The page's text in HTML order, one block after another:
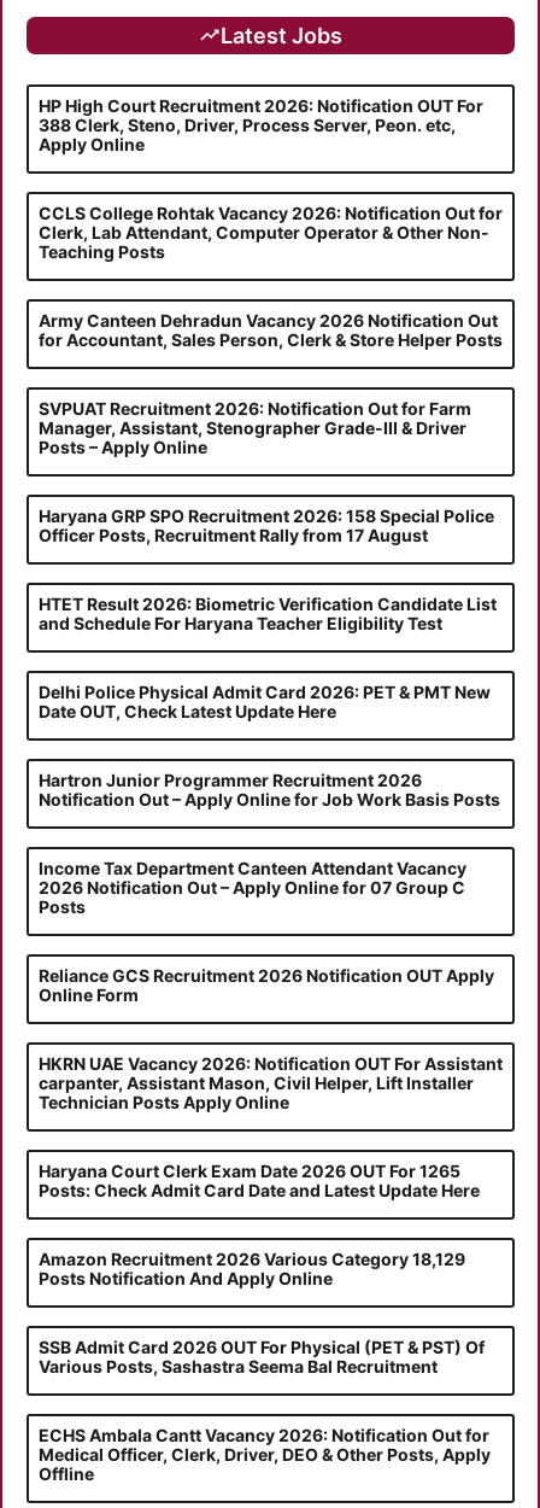
Latest Jobs
HP High Court Recruitment 2026: Notification OUT For
388 Clerk, Steno, Driver, Process Server, Peon. etc,
Apply Online
CCLS College Rohtak Vacancy 2026: Notification Out for
Clerk, Lab Attendant, Computer Operator & Other Non-
Teaching Posts
Army Canteen Dehradun Vacancy 2026 Notification Out
for Accountant, Sales Person, Clerk & Store Helper Posts
SVPUAT Recruitment 2026: Notification Out for Farm
Manager, Assistant, Stenographer Grade-III & Driver
Posts – Apply Online
Haryana GRP SPO Recruitment 2026: 158 Special Police
Officer Posts, Recruitment Rally from 17 August
HTET Result 2026: Biometric Verification Candidate List
and Schedule For Haryana Teacher Eligibility Test
Delhi Police Physical Admit Card 2026: PET & PMT New
Date OUT, Check Latest Update Here
Hartron Junior Programmer Recruitment 2026
Notification Out – Apply Online for Job Work Basis Posts
Income Tax Department Canteen Attendant Vacancy
2026 Notification Out – Apply Online for 07 Group C
Posts
Reliance GCS Recruitment 2026 Notification OUT Apply
Online Form
HKRN UAE Vacancy 2026: Notification OUT For Assistant
carpanter, Assistant Mason, Civil Helper, Lift Installer
Technician Posts Apply Online
Haryana Court Clerk Exam Date 2026 OUT For 1265
Posts: Check Admit Card Date and Latest Update Here
Amazon Recruitment 2026 Various Category 18,129
Posts Notification And Apply Online
SSB Admit Card 2026 OUT For Physical (PET & PST) Of
Various Posts, Sashastra Seema Bal Recruitment
ECHS Ambala Cantt Vacancy 2026: Notification Out for
Medical Officer, Clerk, Driver, DEO & Other Posts, Apply
Offline